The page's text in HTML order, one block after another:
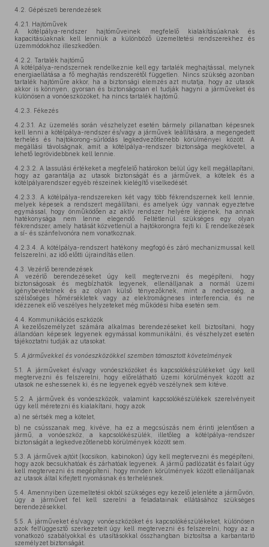
4.2.
Gépészeti berendezések
4.2.1.
Hajtóművek
A kötélpálya-rendszer hajtóműveinek megfelelő kialakításúaknak és
kapacitásúaknak kell lenniük a különböző üzemeltetési rendszerekhez és
üzemmódokhoz illeszkedően.
4.2.2.
Tartalék hajtómű
A kötélpálya-rendszernek rendelkeznie kell egy tartalék meghajtással, melynek
energiaellátása a fő meghajtás rendszerétől független. Nincs szükség azonban
tartalék hajtóműre akkor, ha a biztonsági elemzés azt mutatja, hogy az utasok
akkor is könnyen, gyorsan és biztonságosan el tudják hagyni a járműveket és
különösen a vonóeszközöket, ha nincs tartalék hajtómű.
4.2.3.
Fékezés
4.2.3.1.
Az üzemelés során vészhelyzet esetén bármely pillanatban képesnek
kell lenni a kötélpálya-rendszer és/vagy a járművek leállítására, a megengedett
terhelés és hajtókorong-súrlódás legkedvezőtlenebb körülményei között. A
megállási távolságnak, amit a kötélpálya-rendszer biztonsága megkövetel, a
lehető legrövidebbnek kell lennie.
4.2.3.2. A lassulási értékeket a megfelelő határokon belül úgy kell megállapítani,
hogy az garantálja az utasok biztonságát és a járművek, a kötelek és a
kötélpályarendszer egyéb részeinek kielégítő viselkedését.
4.2.3.3.
A kötélpálya-rendszereken két vagy több fékrendszernek kell lennie,
melyek képesek a rendszert megállítani, és amelyek úgy vannak egyeztetve
egymással, hogy önműködően az aktív rendszer helyére lépjenek, ha annak
hatékonysága nem lenne elegendő. Feltétlenül szükséges egy olyan
fékrendszer, amely hatását közvetlenül a hajtókorongra fejti ki. E rendelkezések
a sí- és szánfelvonóra nem vonatkoznak.
4.2.3.4.
A kötélpálya-rendszert hatékony megfogó és záró mechanizmussal kell
felszerelni, az idő előtti újraindítás ellen.
4.3. Vezérlő berendezések
A vezérlő berendezéseket úgy kell megtervezni és megépíteni, hogy
biztonságosak és megbízhatók legyenek, ellenálljanak a normál üzemi
igénybevételnek és az olyan külső tényezőknek, mint a nedvesség, a
szélsőséges hőmérsékletek vagy az elektromágneses interferencia, és ne
idézzenek elő veszélyes helyzeteket még működési hiba esetén sem.
4.4.
Kommunikációs eszközök
A kezelőszemélyzet számára alkalmas berendezéseket kell biztosítani, hogy
állandóan képesek legyenek egymással kommunikálni, és vészhelyzet esetén
tájékoztatni tudják az utasokat.
5. A járművekkel és vonóeszközökkel szemben támasztott követelmények
5.1.
A járműveket és/vagy vonóeszközöket és kapcsolókészülékeket úgy kell
megtervezni és felszerelni, hogy előrelátható üzemi körülmények között az
utasok ne eshessenek ki, és ne legyenek egyéb veszélynek sem kitéve.
5.2.
A járművek és vonóeszközök, valamint kapcsolókészülékek szerelvényeit
úgy kell méretezni és kialakítani, hogy azok
a) ne sértsék meg a kötelet,
b) ne csússzanak meg, kivéve, ha ez a megcsúszás nem érinti jelentősen a
jármű, a vonóeszköz, a kapcsolókészülék, illetőleg a kötélpálya-rendszer
biztonságát a legkedvezőtlenebb körülmények között sem.
5.3. A járművek ajtóit (kocsikon, kabinokon) úgy kell megtervezni és megépíteni,
hogy azok becsukhatóak és zárhatóak legyenek. A jármű padlózatát és falait úgy
kell megtervezni és megépíteni, hogy minden körülmények között ellenálljanak
az utasok által kifejtett nyomásnak és terhelésnek.
5.4. Amennyiben üzemeltetési okból szükséges egy kezelő jelenléte a járművön,
úgy a járművet fel kell szerelni a feladatainak ellátásához szükséges
berendezésekkel.
5.5.
A járműveket és/vagy vonóeszközöket és kapcsolókészülékeket, különösen
azok felfüggesztő szerkezeteit úgy kell megtervezni és felszerelni, hogy az a
vonatkozó szabályokkal és utasításokkal összhangban biztosítsa a karbantartó
személyzet biztonságát.